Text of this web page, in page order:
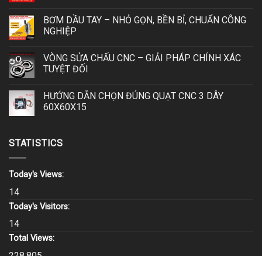
BƠM DẦU TAY – NHỎ GỌN, BỀN BỈ, CHUẨN CÔNG
NGHIỆP
VÒNG SỬA CHẤU CNC – GIẢI PHÁP CHÍNH XÁC
TUYỆT ĐỐI
HƯỚNG DẪN CHỌN ĐÚNG QUẠT CNC 3 DÂY
60X60X15
STATISTICS
Today's Views:
14
Today's Visitors:
14
Total Views: